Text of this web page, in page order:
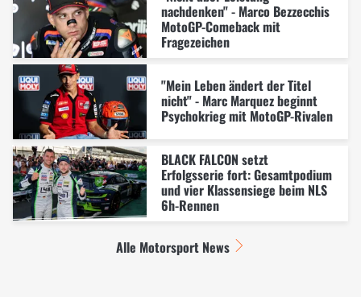
nachdenken" - Marco Bezzecchis
MotoGP-Comeback mit
Fragezeichen
"Mein Leben ändert der Titel
nicht" - Marc Marquez beginnt
Psychokrieg mit MotoGP-Rivalen
BLACK FALCON setzt
Erfolgsserie fort: Gesamtpodium
und vier Klassensiege beim NLS
6h-Rennen
Alle Motorsport News